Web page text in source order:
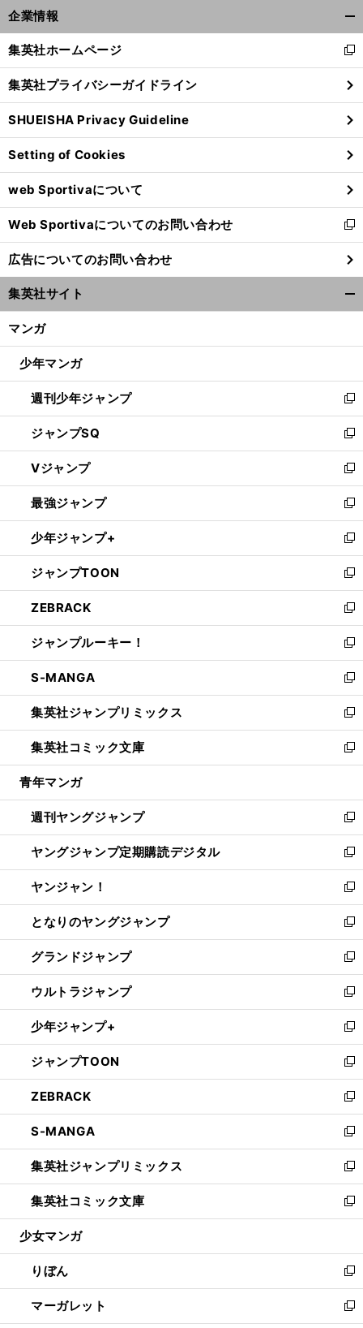
】
。
前
企業情報
閉
る
集英社ホームページ
新
し
い
ウ
ィ
ン
ド
ウ
で
開
く
集英社プライバシーガイドライン
SHUEISHA Privacy Guideline
Setting of Cookies
web Sportivaについて
Web Sportivaについてのお問い合わせ
新
し
い
ウ
ィ
ン
ウ
開
く
広告についてのお問い合わせ
集英社サイト
マンガ
少年マンガ
週刊少年ジャンプ
新
し
い
ウ
ィ
ン
ド
ウ
で
開
く
ジャンプSQ
新
し
い
ウ
ィ
ン
ド
ウ
で
開
く
Vジャンプ
新
し
い
ウ
ィ
ン
ド
ウ
で
開
く
最強ジャンプ
新
し
い
ウ
ィ
ン
ド
ウ
で
開
く
少年ジャンプ+
新
し
い
ウ
ィ
ン
ド
ウ
で
開
く
ジャンプTOON
新
し
い
ウ
ィ
ン
ド
ウ
で
開
く
ZEBRACK
新
し
い
ウ
ィ
ン
ド
ウ
で
開
ジャンプルーキー！
新
し
い
ウ
ィ
ン
ド
ウ
開
く
S-MANGA
新
し
い
ウ
ィ
ン
ウ
で
開
く
集英社ジャンプリミックス
新
し
い
ウ
ン
ド
ウ
で
開
く
集英社コミック文庫
新
し
ウ
ィ
ン
ド
ウ
で
開
く
青年マンガ
週刊ヤングジャンプ
新
し
い
ウ
ィ
ン
ド
ウ
で
開
く
ヤングジャンプ定期購読デジタル
新
し
い
ウ
ィ
ン
ド
ウ
で
開
く
ヤンジャン！
新
し
い
ウ
ィ
ン
ド
ウ
で
開
く
となりのヤングジャンプ
新
し
い
ウ
ィ
ン
ド
ウ
で
開
く
グランドジャンプ
新
し
い
ウ
ィ
ン
ド
ウ
で
開
く
ウルトラジャンプ
新
し
い
ウ
ィ
ン
ド
ウ
で
開
く
少年ジャンプ+
新
し
い
ウ
ィ
ン
ド
ウ
で
開
く
ジャンプTOON
新
し
い
ウ
ィ
ン
ド
ウ
で
開
ZEBRACK
新
し
い
ウ
ィ
ン
ド
ウ
開
く
S-MANGA
新
し
い
ウ
ィ
ン
ウ
で
開
く
集英社ジャンプリミックス
新
し
い
ウ
ン
ド
ウ
で
開
集英社コミック文庫
新
し
ウ
ィ
ン
ド
ウ
少女マンガ
りぼん
新
し
い
マーガレット
新